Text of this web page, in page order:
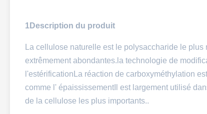
1Description du produit
La cellulose naturelle est le polysaccharide le
extrêmement abondantes.la technologie de
l'estérificationLa réaction de carboxyméthylation
comme l' épaississementIl est largement utilisé
de la cellulose les plus importants..